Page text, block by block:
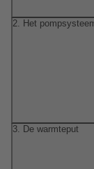
2. Het
3. De warmteput